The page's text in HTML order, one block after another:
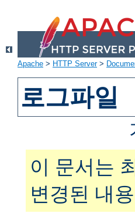
Apache > HTTP Server>
로그파일
이 문서는
변경된 내